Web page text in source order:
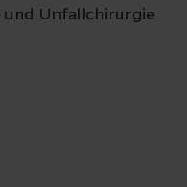
und Unfallchirurgie